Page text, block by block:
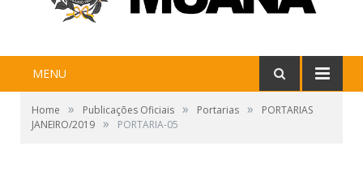
MENU
Home » Publicações Oficiais » Portarias »
PORTARIAS
JANEIRO/2019 » PORTARIA-05